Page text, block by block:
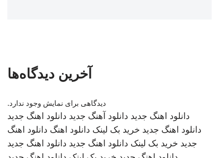
آخرین دیدگاه‌ها
دیدگاهی برای نمایش وجود ندارد.
دانلود اهنگ جدید دانلود آهنگ جدید دانلود اهنگ جدید
دانلود اهنگ جدید خرید بک لینک دانلود اهنگ دانلود اهنگ
جدید خرید بک لینک دانلود اهنگ جدید دانلود اهنگ جدید